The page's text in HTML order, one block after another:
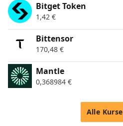
Bitget Token
1,42 €
Bittensor
170,48 €
Mantle
0,368984 €
Alle Kurse